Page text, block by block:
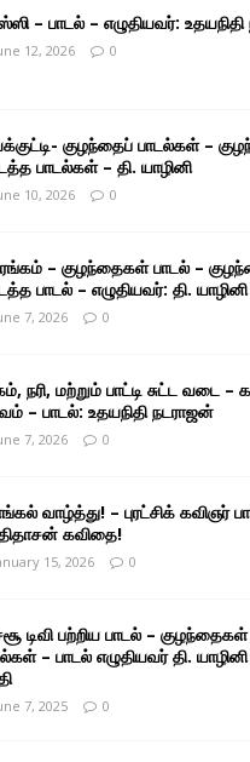
– பாடல் – எழுதியவர்:
12, 2026 0
குழந்தைப் பாடல்கள் –
பாடல்கள் – தி. யாழினி
10, 2026 0
– குழந்தைகள் பாடல் –
பாடல் – எழுதியவர்: தி. யாழினி
7, 2026 0
நரி, மற்றும் பாட்டி சுட்ட வடை
– பாடல்: உதயநிதி நடராஜன்
7, 2026 0
வாழ்த்து! – புரட்சிக் கவிஞர்
கவிதை!
15, 2026 0
டிவி பற்றிய பாடல் –
– பாடல் எழுதியவர் தி. யாழினி
7, 2025 0